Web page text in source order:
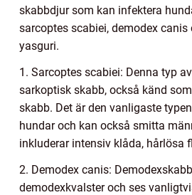
skabbdjur som kan infektera
sarcoptes scabiei, demodex canis
yasguri.
1. Sarcoptes scabiei: Denna typ
sarkoptisk skabb, också känd
skabb. Det är den vanligaste
hundar och kan också smitta
inkluderar intensiv klåda, hårlösa
2. Demodex canis:
demodexkvalster och ses